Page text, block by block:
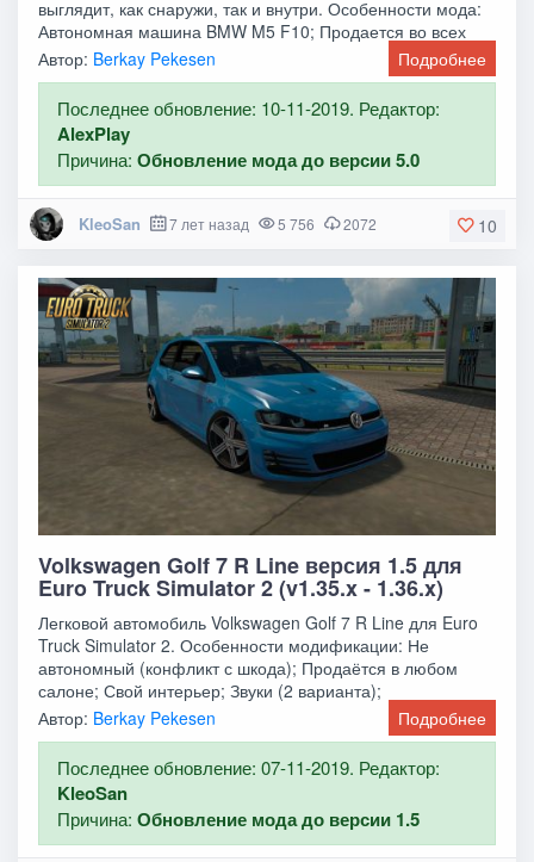
выглядит, как снаружи, так и внутри. Особенности мода:
Автономная машина BMW M5 F10; Продается во всех
Автор: Berkay Pekesen Подробнее
Последнее обновление: 10-11-2019. Редактор:
AlexPlay
Причина:Обновление мода до версии 5.0
10
KleoSan 7 лет назад 5 756 2072
Volkswagen Golf 7 R Line версия 1.5 для
Euro Truck Simulator 2 (v1.35.x - 1.36.x)
Легковой автомобиль Volkswagen Golf 7 R Line для Euro
Truck Simulator 2. Особенности модификации: Не
автономный (конфликт с шкода); Продаётся в любом
салоне; Свой интерьер; Звуки (2 варианта);
Автор: Berkay Pekesen Подробнее
Последнее обновление: 07-11-2019. Редактор:
KleoSan
Причина:Обновление мода до версии 1.5